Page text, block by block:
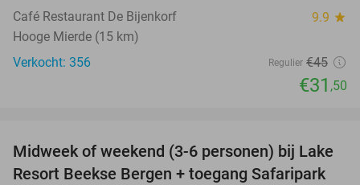
Café Restaurant De Bijenkorf 9.9 star
Hooge Mierde (15 km)
Verkocht: 356
Regulier €45
€31 ,50
53%
Midweek of weekend (3-6 personen) bij Lake
Resort Beekse Bergen + toegang Safaripark